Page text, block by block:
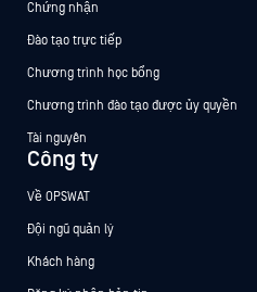
Chứng nhận
Đào tạo trực tiếp
Chương trình học bổng
Chương trình đào tạo được ủy quyền
Tài nguyên
Công ty
Về OPSWAT
Đội ngũ quản lý
Khách hàng